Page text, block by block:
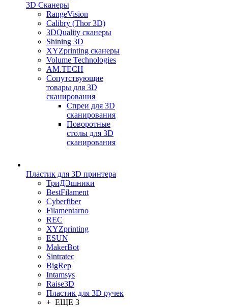
3D Сканеры
RangeVision
Calibry (Thor 3D)
3DQuality сканеры
Shining 3D
XYZprinting сканеры
Volume Technologies
AM.TECH
Сопутствующие
товары для 3D
сканирования
Спреи для 3D
сканирования
Поворотные
столы для 3D
сканирования
Пластик для 3D принтера
ТриДЭшники
BestFilament
Cyberfiber
Filamentarno
REC
XYZprinting
ESUN
MakerBot
Sintratec
BigRep
Intamsys
Raise3D
Пластик для 3D ручек
+ ЕЩЕ 3